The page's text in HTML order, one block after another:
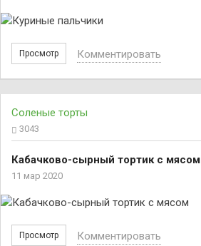
Просмотр Комментировать
Соленые торты
3043
Кабачково-сырный тортик с мясом
11 мар 2020
Просмотр Комментировать